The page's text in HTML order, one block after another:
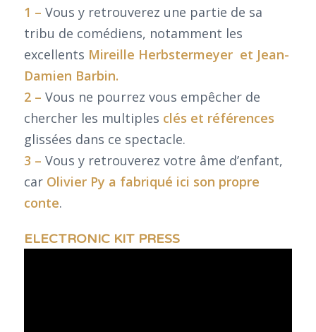
1 – Vous y retrouverez une partie de sa
tribu de comédiens, notamment les
excellents Mireille Herbstermeyer et Jean-
Damien Barbin.
2 – Vous ne pourrez vous empêcher de
chercher les multiples clés et références
glissées dans ce spectacle.
3 – Vous y retrouverez votre âme d’enfant,
car Olivier Py a fabriqué ici son propre
conte.
ELECTRONIC KIT PRESS